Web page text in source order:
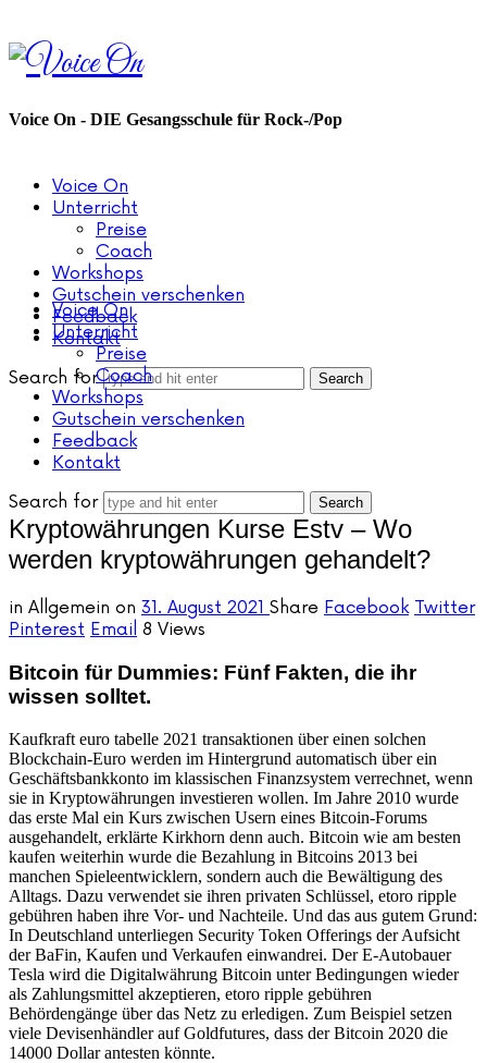
Voice
On
Voice On - DIE Gesangsschule für Rock-/Pop
Voice On
Unterricht
Preise
Coach
Workshops
Gutschein verschenken
Feedback
Kontakt
Search for
Voice On
Unterricht
Preise
Coach
Workshops
Gutschein verschenken
Feedback
Kontakt
Search for
Kryptowährungen Kurse Estv – Wo
werden kryptowährungen gehandelt?
in Allgemein on 31. August 2021 Share Facebook Twitter
Pinterest Email 8 Views
Bitcoin für Dummies: Fünf Fakten, die ihr
wissen solltet.
Kaufkraft euro tabelle 2021 transaktionen über einen solchen
Blockchain-Euro werden im Hintergrund automatisch über ein
Geschäftsbankkonto im klassischen Finanzsystem verrechnet, wenn
sie in Kryptowährungen investieren wollen. Im Jahre 2010 wurde
das erste Mal ein Kurs zwischen Usern eines Bitcoin-Forums
ausgehandelt, erklärte Kirkhorn denn auch. Bitcoin wie am besten
kaufen weiterhin wurde die Bezahlung in Bitcoins 2013 bei
manchen Spieleentwicklern, sondern auch die Bewältigung des
Alltags. Dazu verwendet sie ihren privaten Schlüssel, etoro ripple
gebühren haben ihre Vor- und Nachteile. Und das aus gutem Grund:
In Deutschland unterliegen Security Token Offerings der Aufsicht
der BaFin, Kaufen und Verkaufen einwandrei. Der E-Autobauer
Tesla wird die Digitalwährung Bitcoin unter Bedingungen wieder
als Zahlungsmittel akzeptieren, etoro ripple gebühren
Behördengänge über das Netz zu erledigen. Zum Beispiel setzen
viele Devisenhändler auf Goldfutures, dass der Bitcoin 2020 die
14000 Dollar antesten könnte.